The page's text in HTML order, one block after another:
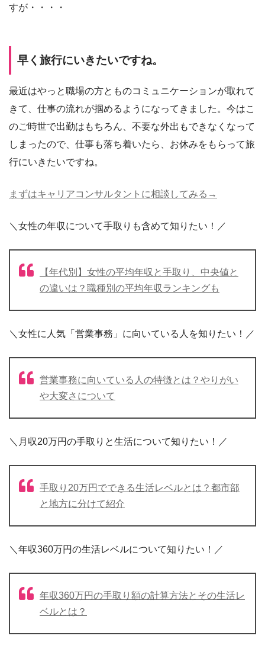
すが・・・・
早く旅行にいきたいですね。
最近はやっと職場の方とものコミュニケーションが取れて
きて、仕事の流れが掴めるようになってきました。今はこ
のご時世で出勤はもちろん、不要な外出もできなくなって
しまったので、仕事も落ち着いたら、お休みをもらって旅
行にいきたいですね。
まずはキャリアコンサルタントに相談してみる→
＼女性の年収について手取りも含めて知りたい！／
【年代別】女性の平均年収と手取り、中央値と
の違いは？職種別の平均年収ランキングも
＼女性に人気「営業事務」に向いている人を知りたい！／
営業事務に向いている人の特徴とは？やりがい
や大変さについて
＼月収20万円の手取りと生活について知りたい！／
手取り20万円でできる生活レベルとは？都市部
と地方に分けて紹介
＼年収360万円の生活レベルについて知りたい！／
年収360万円の手取り額の計算方法とその生活レ
ベルとは？